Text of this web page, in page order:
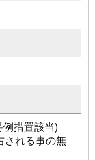
措置該当)
される事の無